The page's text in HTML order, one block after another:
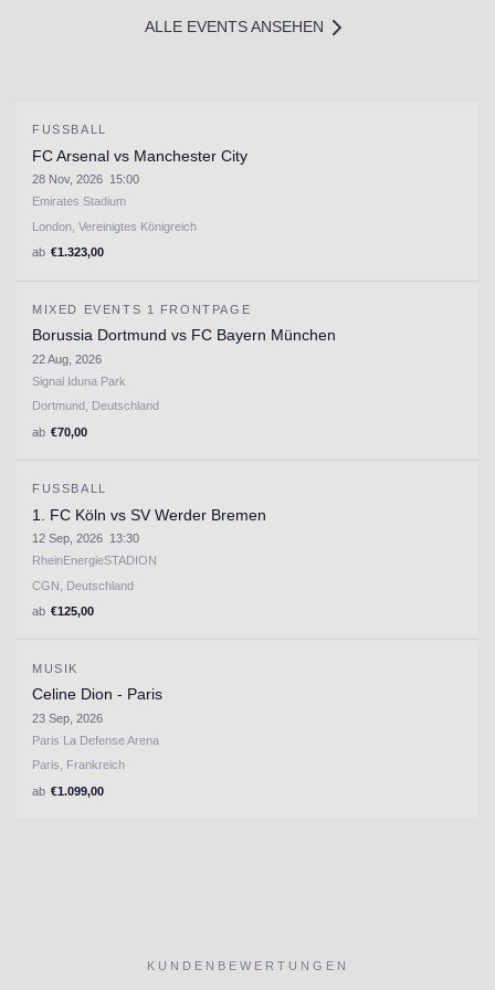
ALLE EVENTS ANSEHEN
FUSSBALL
FC Arsenal vs Manchester City
28 Nov, 2026 15:00
Emirates Stadium
London, Vereinigtes Königreich
ab €1.323,00
MIXED EVENTS 1 FRONTPAGE
Borussia Dortmund vs FC Bayern München
22 Aug, 2026
Signal Iduna Park
Dortmund, Deutschland
ab €70,00
FUSSBALL
1. FC Köln vs SV Werder Bremen
12 Sep, 2026 13:30
RheinEnergieSTADION
CGN, Deutschland
ab €125,00
MUSIK
Celine Dion - Paris
23 Sep, 2026
Paris La Defense Arena
Paris, Frankreich
ab €1.099,00
KUNDENBEWERTUNGEN